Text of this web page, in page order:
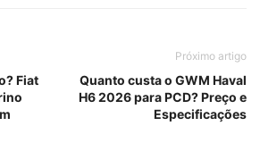
Fiat
Próximo artigo
Quanto custa o GWM Haval
H6 2026 para PCD? Preço e
Especificações